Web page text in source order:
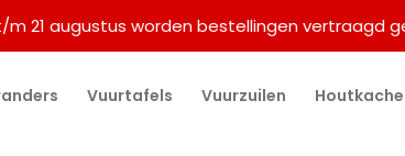
Vuurtafels Vuurzuilen
m 21 augustus worden bestellingen vertraagd